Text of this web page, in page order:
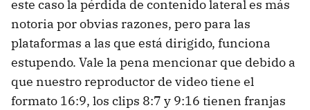
este caso la pérdida de contenido lateral es más
notoria por obvias razones, pero para las
plataformas a las que está dirigido, funciona
estupendo. Vale la pena mencionar que debido a
que nuestro reproductor de video tiene el
formato 16:9, los clips 8:7 y 9:16 tienen franjas